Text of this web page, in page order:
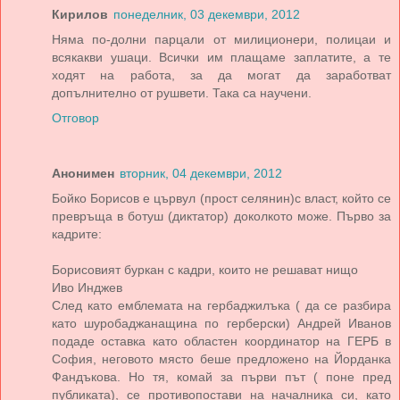
Кирилов понеделник, 03 декември, 2012
Няма по-долни парцали от милиционери, полицаи и
всякакви ушаци. Всички им плащаме заплатите, а те
ходят на работа, за да могат да заработват
допълнително от рушвети. Така са научени.
Отговор
Анонимен вторник, 04 декември, 2012
Бойко Борисов е цървул (прост селянин)с власт, който се
превръща в ботуш (диктатор) доколкото може. Първо за
кадрите:
Борисовият буркан с кадри, които не решават нищо
Иво Инджев
След като емблемата на гербаджилъка ( да се разбира
като шуробаджанащина по герберски) Андрей Иванов
подаде оставка като областен координатор на ГЕРБ в
София, неговото място беше предложено на Йорданка
Фандъкова. Но тя, комай за първи път ( поне пред
публиката), се противопостави на началника си, като